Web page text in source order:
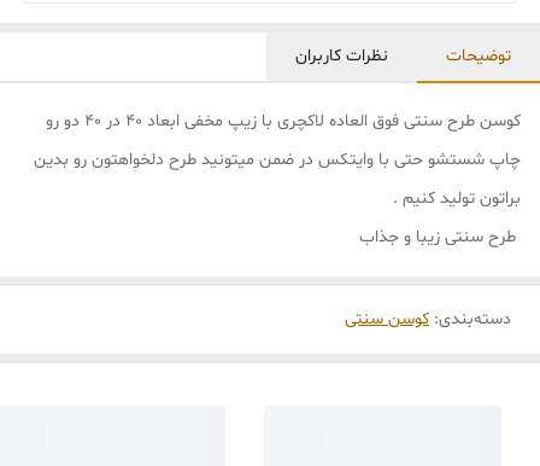
توضیحات نظرات کاربران
کوسن طرح سنتی فوق العاده لاکچری با زیپ مخفی ابعاد 40 در 40 دو رو
چاپ شستشو حتی با وایتکس در ضمن میتونید طرح دلخواهتون رو بدین
براتون تولید کنیم .
طرح سنتی زیبا و جذاب
دسته‌بندی: کوسن سنتی